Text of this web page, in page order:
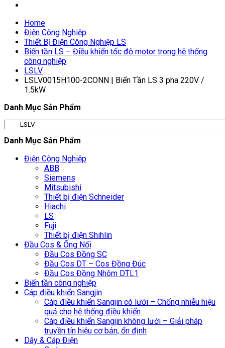
Home
Điện Công Nghiệp
Thiết Bị Điện Công Nghiệp LS
Biến tần LS – Điều khiển tốc độ motor trong hệ thống
công nghiệp
LSLV
LSLV0015H100-2CONN | Biến Tần LS 3 pha 220V /
1.5kW
Danh Mục Sản Phẩm
Danh Mục Sản Phẩm
Điện Công Nghiệp
ABB
Siemens
Mitsubishi
Thiết bị điện Schneider
Hiachi
LS
Fuji
Thiết bị điện Shihlin
Đầu Cos & Ống Nối
Đầu Cos Đồng SC
Đầu Cos DT – Cos Đồng Đúc
Đầu Cos Đồng Nhôm DTL1
Biến tần công nghiệp
Cáp điều khiển Sangjin
Cáp điều khiển Sangjin có lưới – Chống nhiễu hiệu
quả cho hệ thống điều khiển
Cáp điều khiển Sangjin không lưới – Giải pháp
truyền tín hiệu cơ bản, ổn định
Dây & Cáp Điện